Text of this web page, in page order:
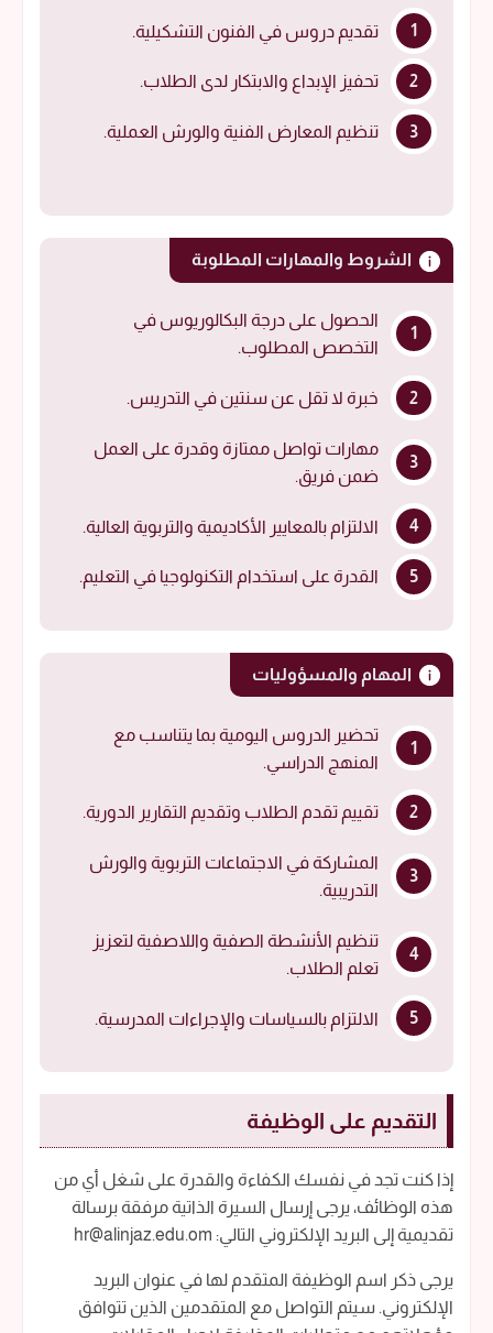
تقديم دروس في الفنون التشكيلية.
تحفيز الإبداع والابتكار لدى الطلاب.
تنظيم المعارض الفنية والورش العملية.
الشروط والمهارات المطلوبة
الحصول على درجة البكالوريوس في
التخصص المطلوب.
خبرة لا تقل عن سنتين في التدريس.
مهارات تواصل ممتازة وقدرة على العمل
ضمن فريق.
الالتزام بالمعايير الأكاديمية والتربوية العالية.
القدرة على استخدام التكنولوجيا في التعليم.
المهام والمسؤوليات
تحضير الدروس اليومية بما يتناسب مع
المنهج الدراسي.
تقييم تقدم الطلاب وتقديم التقارير الدورية.
المشاركة في الاجتماعات التربوية والورش
التدريبية.
تنظيم الأنشطة الصفية واللاصفية لتعزيز
تعلم الطلاب.
الالتزام بالسياسات والإجراءات المدرسية.
التقديم على الوظيفة
إذا كنت تجد في نفسك الكفاءة والقدرة على شغل أي من
هذه الوظائف، يرجى إرسال السيرة الذاتية مرفقة برسالة
تقديمية إلى البريد الإلكتروني التالي: hr@alinjaz.edu.om
يرجى ذكر اسم الوظيفة المتقدم لها في عنوان البريد
الإلكتروني. سيتم التواصل مع المتقدمين الذين تتوافق